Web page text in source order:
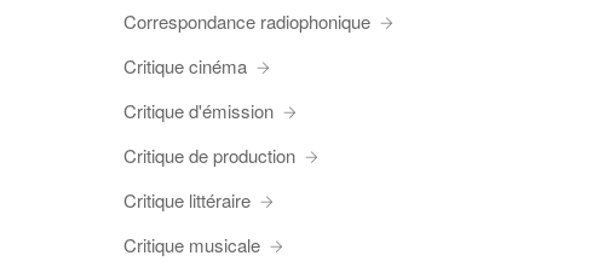
Correspondance radiophonique
Critique cinéma
Critique d'émission
Critique de production
Critique littéraire
Critique musicale